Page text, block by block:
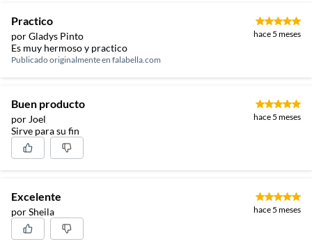
Practico
por Gladys Pinto hace 5 meses
Es muy hermoso y practico
Publicado originalmente en falabella.com
Buen producto
por Joel hace 5 meses
Sirve para su fin
Excelente
por Sheila hace 5 meses